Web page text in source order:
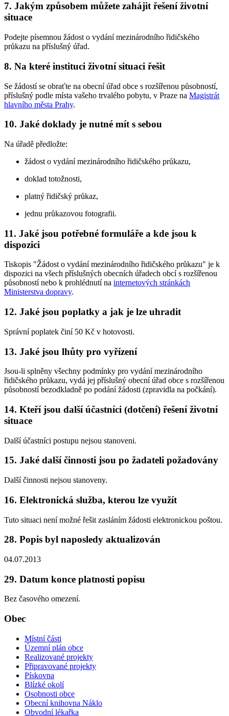
7. Jakým způsobem můžete zahájit řešení životní
situace
Podejte písemnou žádost o vydání mezinárodního řidičského
průkazu na příslušný úřad.
8. Na které instituci životní situaci řešit
Se žádostí se obraťte na obecní úřad obce s rozšířenou působností,
příslušný podle místa vašeho trvalého pobytu, v Praze na Magistrát
hlavního města Prahy.
10. Jaké doklady je nutné mít s sebou
Na úřadě předložte:
žádost o vydání mezinárodního řidičského průkazu,
doklad totožnosti,
platný řidičský průkaz,
jednu průkazovou fotografii.
11. Jaké jsou potřebné formuláře a kde jsou k
dispozici
Tiskopis "Žádost o vydání mezinárodního řidičského průkazu" je k
dispozici na všech příslušných obecních úřadech obcí s rozšířenou
působností nebo k prohlédnutí na internetových stránkách
Ministerstva dopravy.
12. Jaké jsou poplatky a jak je lze uhradit
Správní poplatek činí 50 Kč v hotovosti.
13. Jaké jsou lhůty pro vyřízení
Jsou-li splněny všechny podmínky pro vydání mezinárodního
řidičského průkazu, vydá jej příslušný obecní úřad obce s rozšířenou
působností bezodkladně po podání žádosti (zpravidla na počkání).
14. Kteří jsou další účastníci (dotčení) řešení životní
situace
Další účastníci postupu nejsou stanoveni.
15. Jaké další činnosti jsou po žadateli požadovány
Další činnosti nejsou stanoveny.
16. Elektronická služba, kterou lze využít
Tuto situaci není možné řešit zasláním žádosti elektronickou poštou.
28. Popis byl naposledy aktualizován
04.07.2013
29. Datum konce platnosti popisu
Bez časového omezení.
Obec
Místní části
Územní plán obce
Realizované projekty
Připravované projekty
Pískovna
Blízké okolí
Osobnosti obce
Obecní knihovna Náklo
Obvodní lékařka